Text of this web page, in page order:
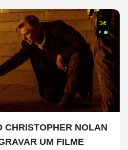
CHRISTOPHER NOLAN
UM FILME